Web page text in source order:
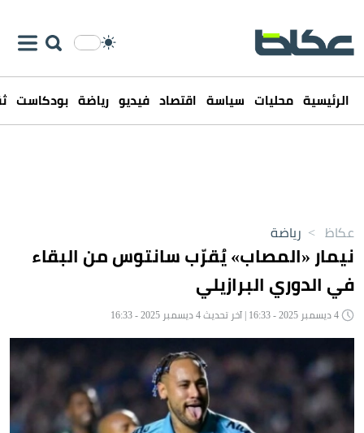
الرئيسية محليات سياسة اقتصاد فيديو رياضة بودكاست
عكاظ > رياضة
نيمار «المصاب» يُقرّب سانتوس من البقاء
في الدوري البرازيلي